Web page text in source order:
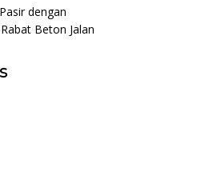
dengan
Beton Jalan